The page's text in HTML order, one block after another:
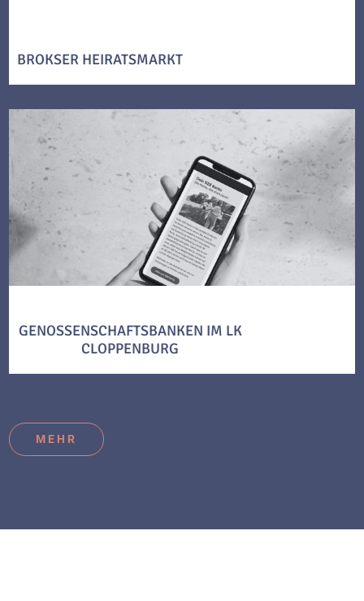
BROKSER HEIRATSMARKT
GENOSSENSCHAFTSBANKEN IM LK
CLOPPENBURG
MEHR